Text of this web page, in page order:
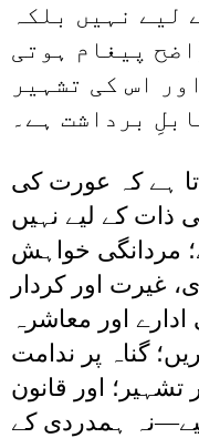
لیے نہیں بلکہ
پیغام ہوتی
اس کی تشہیر
برداشت ہے۔
ہے کہ عورت کی
کے لیے نہیں
مردانگی خواہش
غیرت اور کردار
ادارے اور معاشرہ
گناہ پر ندامت
تشہیر؛ اور قانون
ہمدردی کے